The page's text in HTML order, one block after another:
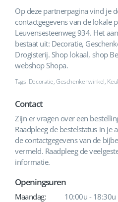
Op deze partnerpagina vind je
contactgegevens van de lokale
Leuvensesteenweg 934. Het
bestaat uit: Decoratie,
Drogisterij. Shop lokaal, shop
webshop Shopa.
Tags: Decoratie, Geschenkenwinkel,
Contact
Zijn er vragen over een
Raadpleeg de bestelstatus in je
de contactgegevens van de
vermeld. Raadpleeg de
informatie.
Openingsuren
Maandag:
10:00u - 18:30u